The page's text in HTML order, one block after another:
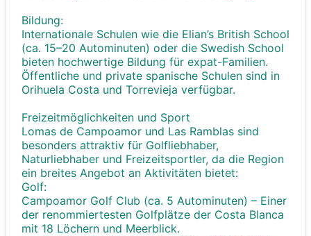
Bildung:
Internationale Schulen wie die Elian’s British School
(ca. 15–20 Autominuten) oder die Swedish School
bieten hochwertige Bildung für expat-Familien.
Öffentliche und private spanische Schulen sind in
Orihuela Costa und Torrevieja verfügbar.
Freizeitmöglichkeiten und Sport
Lomas de Campoamor und Las Ramblas sind
besonders attraktiv für Golfliebhaber,
Naturliebhaber und Freizeitsportler, da die Region
ein breites Angebot an Aktivitäten bietet:
Golf:
Campoamor Golf Club (ca. 5 Autominuten) – Einer
der renommiertesten Golfplätze der Costa Blanca
mit 18 Löchern und Meerblick.